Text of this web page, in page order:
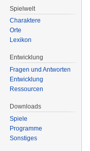
Spielwelt
Charaktere
Orte
Lexikon
Entwicklung
Fragen und Antworten
Entwicklung
Ressourcen
Downloads
Spiele
Programme
Sonstiges